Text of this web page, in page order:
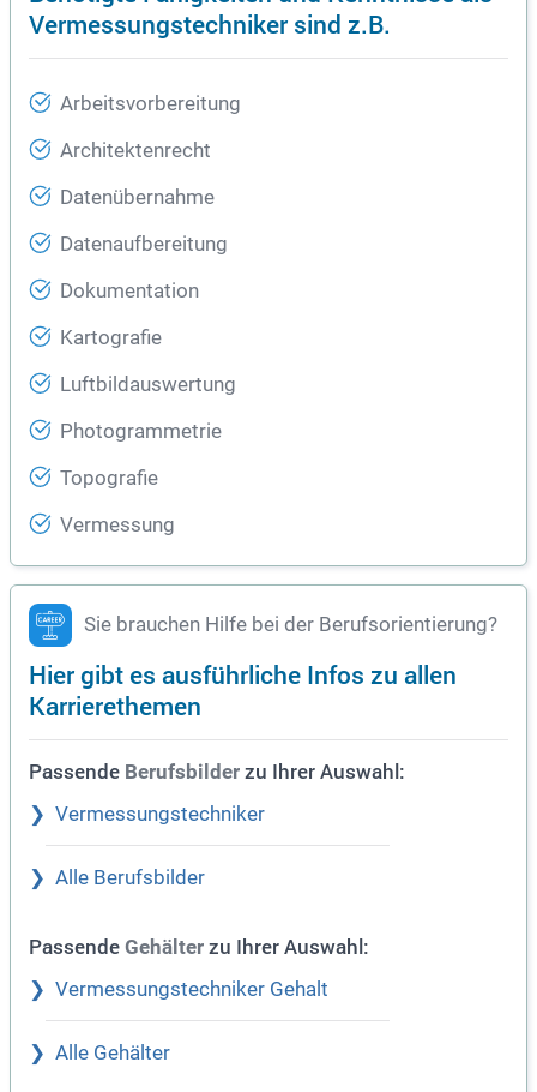
Vermessungstechniker sind z.B.
Arbeitsvorbereitung
Architektenrecht
Datenübernahme
Datenaufbereitung
Dokumentation
Kartografie
Luftbildauswertung
Photogrammetrie
Topografie
Vermessung
Sie brauchen Hilfe bei der Berufsorientierung?
Hier gibt es ausführliche Infos zu allen
Karrierethemen
Passende Berufsbilder zu Ihrer Auswahl:
Vermessungstechniker
Alle Berufsbilder
Passende Gehälter zu Ihrer Auswahl:
Vermessungstechniker Gehalt
Alle Gehälter